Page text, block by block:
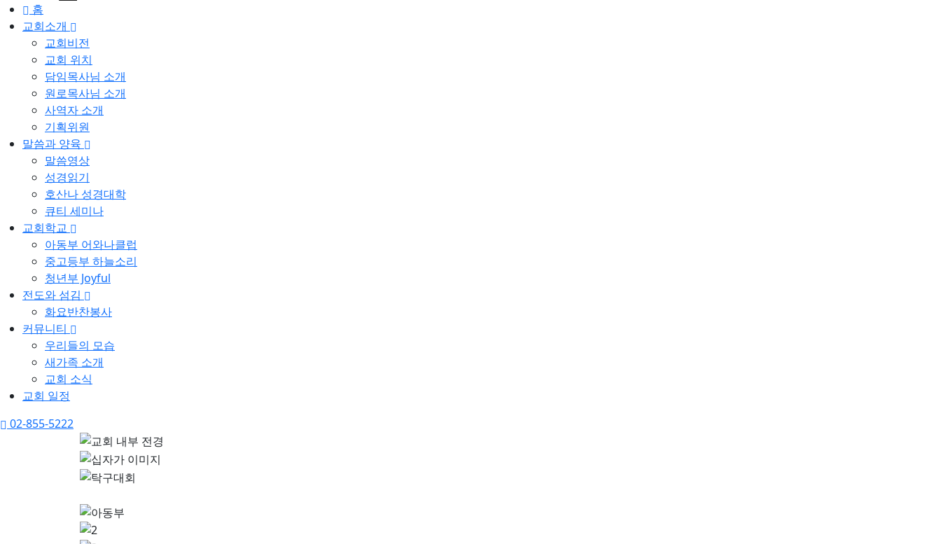
홈
교회소개
교회비전
교회 위치
담임목사님 소개
원로목사님 소개
사역자 소개
기획위원
말씀과 양육
말씀영상
성경읽기
호산나 성경대학
큐티 세미나
교회학교
아동부 어와나클럽
중고등부 하늘소리
청년부 Joyful
전도와 섬김
화요반찬봉사
커뮤니티
우리들의 모습
새가족 소개
교회 소식
교회 일정
02-855-5222